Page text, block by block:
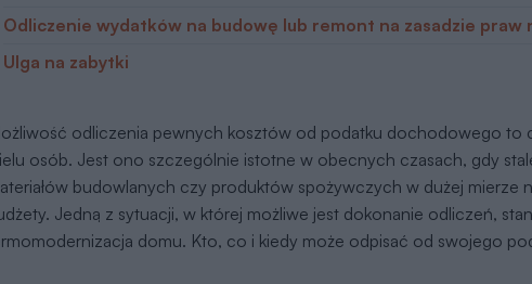
Odliczenie wydatków na budowę lub remont na zasadzie praw
Ulga na zabytki
odliczenia pewnych kosztów od podatku dochodowego to
osób. Jest ono szczególnie istotne w obecnych czasach, gdy
budowlanych czy produktów spożywczych w dużej mierze
Jedną z sytuacji, w której możliwe jest dokonanie odliczeń,
domu. Kto, co i kiedy może odpisać od swojego